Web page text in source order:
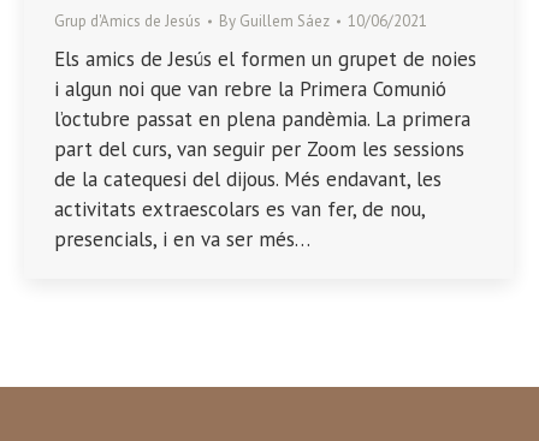
Grup d'Amics de Jesús By Guillem Sáez 10/06/2021
Els amics de Jesús el formen un grupet de noies
i algun noi que van rebre la Primera Comunió
l’octubre passat en plena pandèmia. La primera
part del curs, van seguir per Zoom les sessions
de la catequesi del dijous. Més endavant, les
activitats extraescolars es van fer, de nou,
presencials, i en va ser més…